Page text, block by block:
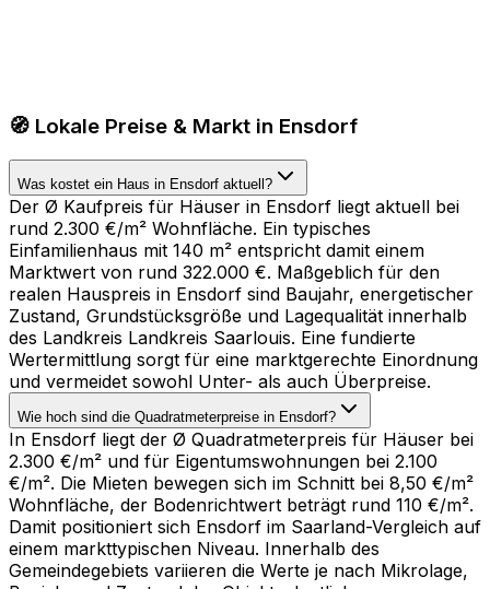
🧭 Lokale Preise & Markt in Ensdorf
Was kostet ein Haus in Ensdorf aktuell?
Der Ø Kaufpreis für Häuser in Ensdorf liegt aktuell bei
rund 2.300 €/m² Wohnfläche. Ein typisches
Einfamilienhaus mit 140 m² entspricht damit einem
Marktwert von rund 322.000 €. Maßgeblich für den
realen Hauspreis in Ensdorf sind Baujahr, energetischer
Zustand, Grundstücksgröße und Lagequalität innerhalb
des Landkreis Landkreis Saarlouis. Eine fundierte
Wertermittlung sorgt für eine marktgerechte Einordnung
und vermeidet sowohl Unter- als auch Überpreise.
Wie hoch sind die Quadratmeterpreise in Ensdorf?
In Ensdorf liegt der Ø Quadratmeterpreis für Häuser bei
2.300 €/m² und für Eigentumswohnungen bei 2.100
€/m². Die Mieten bewegen sich im Schnitt bei 8,50 €/m²
Wohnfläche, der Bodenrichtwert beträgt rund 110 €/m².
Damit positioniert sich Ensdorf im Saarland-Vergleich auf
einem markttypischen Niveau. Innerhalb des
Gemeindegebiets variieren die Werte je nach Mikrolage,